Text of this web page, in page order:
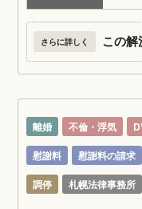
さらに詳しく この解
離婚 不倫・浮気
慰謝料
慰謝料の請求
調停
札幌法律事務所